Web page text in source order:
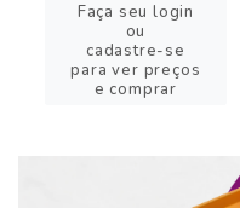
Faça seu login
ou
cadastre-se
para ver preços
e comprar